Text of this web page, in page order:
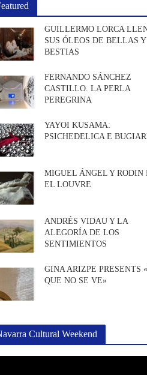
GUILLERMO LORCA
SUS ÓLEOS DE BELLAS Y
BESTIAS
FERNANDO SÁNCHEZ
CASTILLO. LA PERLA
PEREGRINA
YAYOI KUSAMA:
PSICHEDELICA E
MIGUEL ÁNGEL Y RODIN
EL LOUVRE
ANDRÉS VIDAU Y LA
ALEGORÍA DE LOS
SENTIMIENTOS
GINA ARIZPE PRESENTS
QUE NO SE VE»
Cultural Weekend